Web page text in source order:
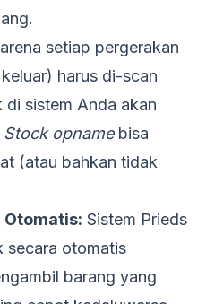
setiap pergerakan
harus di-scan
sistem Anda akan
Stock opnamebisa
(atau bahkan tidak
Otomatis: Sistem Prieds
secara otomatis
barang yang